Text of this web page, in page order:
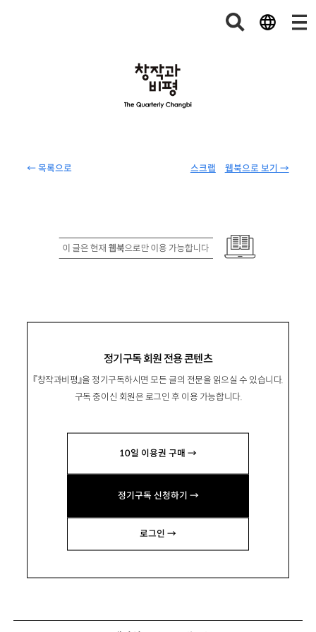
← 목록으로 웹북으로 보기 →
스크랩
정기구독 회원 전용 콘텐츠
『창작과비평』을 정기구독하시면 모든 글의 전문을 읽으실 수 있습니다.
구독 중이신 회원은 로그인 후 이용 가능합니다.
10일 이용권 구매 →
정기구독 신청하기 →
로그인 →